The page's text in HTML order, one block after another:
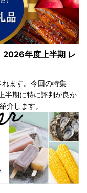
2026年度上半期 レ
ます。今回の特集
半期に特に評判が良か
介します。